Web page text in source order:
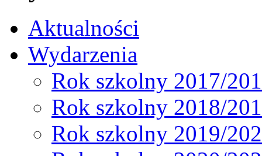
Aktualności
Wydarzenia
Rok szkolny 2017/
Rok szkolny 2018/
Rok szkolny 2019/